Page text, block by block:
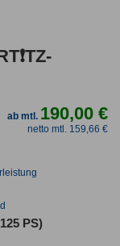
ab mtl. 190,00 €
netto mtl. 159,66 €
PS)